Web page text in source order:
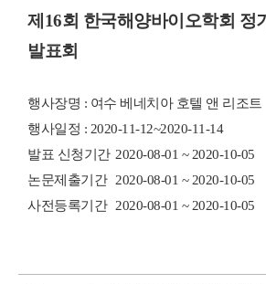
제16회 한국해양바이오학회 정
발표회
행사장명 : 여수 베네치아 호텔 앤 리조트
행사일정 : 2020-11-12~2020-11-14
발표 신청기간 2020-08-01 ~ 2020-10-05
논문제출기간
2020-08-01 ~ 2020-10-05
사전등록기간
2020-08-01 ~ 2020-10-05